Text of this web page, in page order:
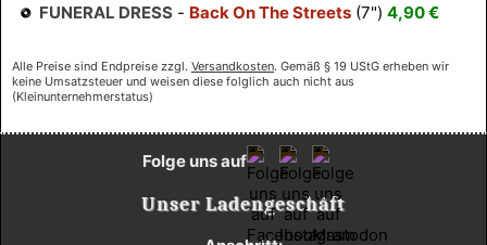
FUNERAL DRESS - Back On The Streets (7") 4,90 €
Alle Preise sind Endpreise zzgl. Versandkosten. Gemäß § 19 UStG erheben wir
keine Umsatzsteuer und weisen diese folglich auch nicht aus
(Kleinunternehmerstatus)
Unser Ladengeschäft
Folge uns auf